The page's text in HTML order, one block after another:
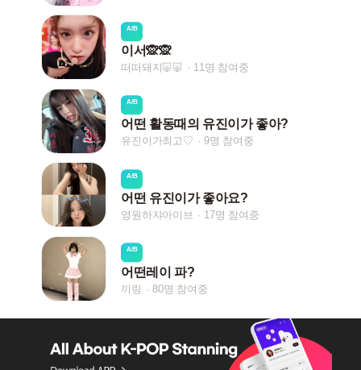
A/B
이서🙊🙊
떠떠돼지🐷🐷 11명 참여중
A/B
어떤 활동때의 유진이가 좋아?
유진이가최고♡ 9명 참여중
A/B
어떤 유진이가 좋아요?
영원하쟈아이브 17명 참여중
A/B
어떤레이 파?
끼링 80명 참여중